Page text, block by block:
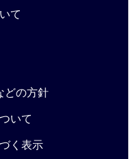
て
どの方針
いて
く表示